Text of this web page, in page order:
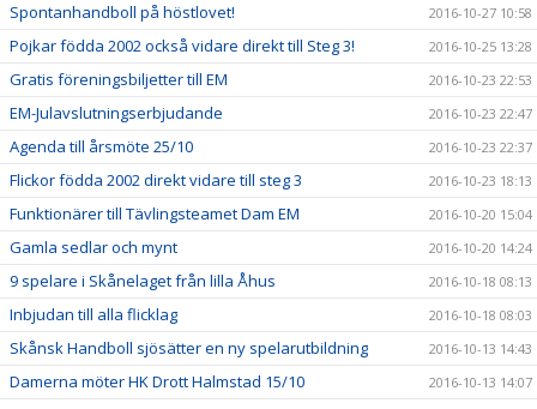
Spontanhandboll på höstlovet! 2016-10-27 10:58
Pojkar födda 2002 också vidare direkt till Steg 3! 2016-10-25 13:28
Gratis föreningsbiljetter till EM 2016-10-23 22:53
EM-Julavslutningserbjudande 2016-10-23 22:47
Agenda till årsmöte 25/10 2016-10-23 22:37
Flickor födda 2002 direkt vidare till steg 3 2016-10-23 18:13
Funktionärer till Tävlingsteamet Dam EM 2016-10-20 15:04
Gamla sedlar och mynt 2016-10-20 14:24
9 spelare i Skånelaget från lilla Åhus 2016-10-18 08:13
Inbjudan till alla flicklag 2016-10-18 08:03
Skånsk Handboll sjösätter en ny spelarutbildning 2016-10-13 14:43
Damerna möter HK Drott Halmstad 15/10 2016-10-13 14:07